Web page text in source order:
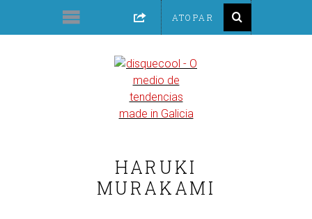
HARUKI
MURAKAMI